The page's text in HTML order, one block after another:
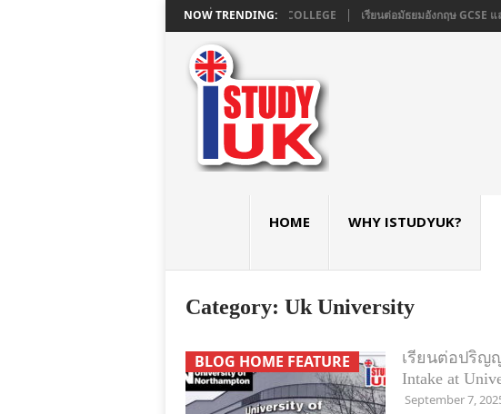
NOW TRENDING:
ฤษ GCSE และ A LEVEL ใน LONDON ที่ ASHBOURNE COLLEGE เรียนต่อมัธยมอังกฤษ GCSE แ
HOME WHY ISTUDYUK?
Category: Uk University
BLOG HOME FEATURE
เรียนต่อปริญญ
Intake at
September 7,